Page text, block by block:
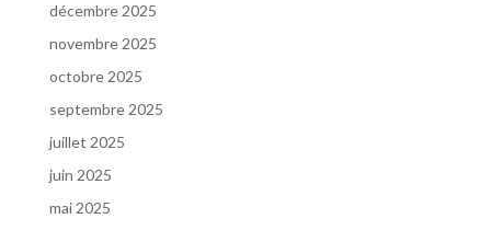
décembre 2025
novembre 2025
octobre 2025
septembre 2025
juillet 2025
juin 2025
mai 2025